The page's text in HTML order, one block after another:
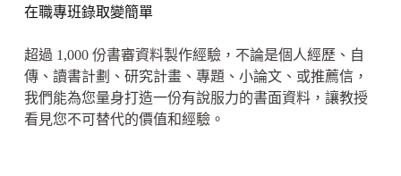
在職專班錄取變簡單
超過 1,000 份書審資料製作經驗，不論是個人經歷、自
傳、讀書計劃、研究計畫、專題、小論文、或推薦信，
我們能為您量身打造一份有說服力的書面資料，讓教授
看見您不可替代的價值和經驗。